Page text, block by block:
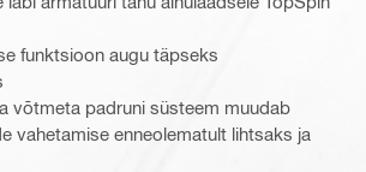
funktsioon augu täpseks
võtmeta padruni süsteem muudab
vahetamise enneolematult lihtsaks ja